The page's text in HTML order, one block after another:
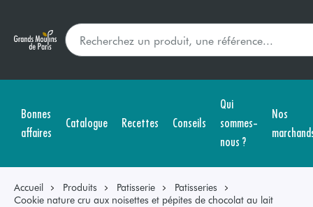
Bonnes
affaires
Catalogue Recettes Conseils
Qui
sommes-
nous ?
Nos
Accueil Produits Patisserie
Patisseries
Cookie nature cru aux noisettes et pépites de chocolat au lait